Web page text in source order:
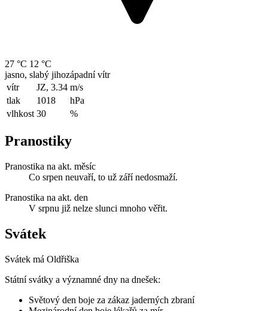
27 °C 12 °C
jasno, slabý jihozápadní vítr
vítr
JZ, 3.34 m/s
tlak
1018
hPa
vlhkost 30 %
Pranostiky
Pranostika na akt. měsíc
Co srpen neuvaří, to už září nedosmaží.
Pranostika na akt. den
V srpnu již nelze slunci mnoho věřit.
Svátek
Svátek má Oldřiška
Státní svátky a významné dny na dnešek:
Světový den boje za zákaz jaderných zbraní